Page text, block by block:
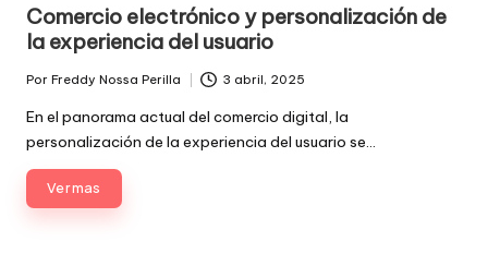
Comercio electrónico y personalización de
la experiencia del usuario
Publicado
por
Por Freddy Nossa Perilla 3 abril, 2025
En el panorama actual del comercio digital, la
personalización de la experiencia del usuario se…
Ver mas